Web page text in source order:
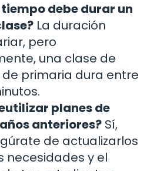
debe durar un
La duración
pero
una clase de
primaria dura entre
planes de
anteriores? Sí,
de actualizarlos
necesidades y el